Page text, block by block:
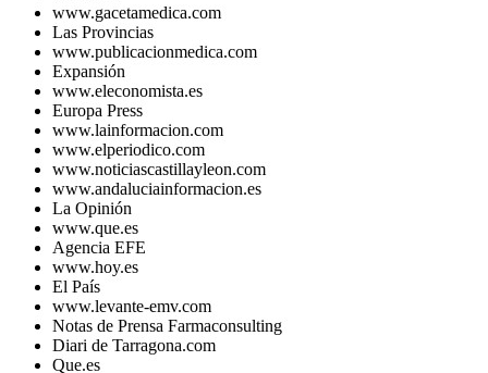
www.gacetamedica.com
Las Provincias
www.publicacionmedica.com
Expansión
www.eleconomista.es
Europa Press
www.lainformacion.com
www.elperiodico.com
www.noticiascastillayleon.com
www.andaluciainformacion.es
La Opinión
www.que.es
Agencia EFE
www.hoy.es
El País
www.levante-emv.com
Notas de Prensa Farmaconsulting
Diari de Tarragona.com
Que.es